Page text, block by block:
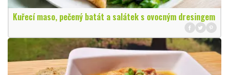
Kuřecí maso, pečený batát a salátek s ovocným dresingem